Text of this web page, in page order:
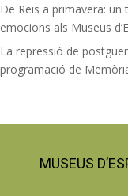
De Reis a primavera:
emocions als Museus
La repressió de
programació de
MUSEUS